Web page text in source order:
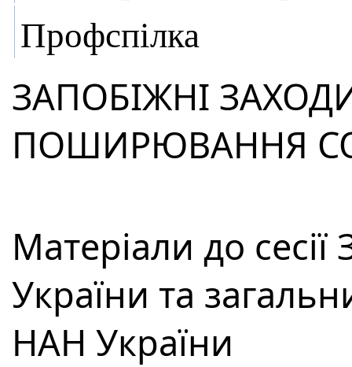
Профспілка
ЗАПОБІЖНІ
ПОШИРЮВАННЯ
Матеріали до
України та
НАН України